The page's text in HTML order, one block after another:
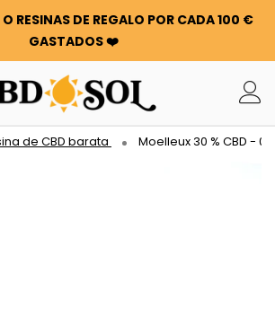
O RESINAS DE REGALO POR CADA 100 €
GASTADOS ❤️
de CBD barata Moelleux 30 % CBD - 0